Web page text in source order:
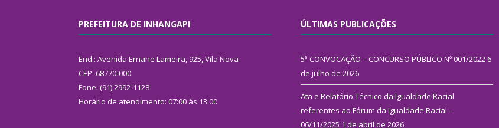
PREFEITURA DE INHANGAPI
End.: Avenida Ernane Lameira, 925, Vila Nova
CEP: 68770-000
Fone: (91) 2992-1128
Horário de atendimento: 07:00 às 13:00
ÚLTIMAS PUBLICAÇÕES
5ª CONVOCAÇÃO – CONCURSO PÚBLICO Nº 001/2022 6
de julho de 2026
Ata e Relatório Técnico da Igualdade Racial
referentes ao Fórum da Igualdade Racial –
06/11/2025 1 de abril de 2026